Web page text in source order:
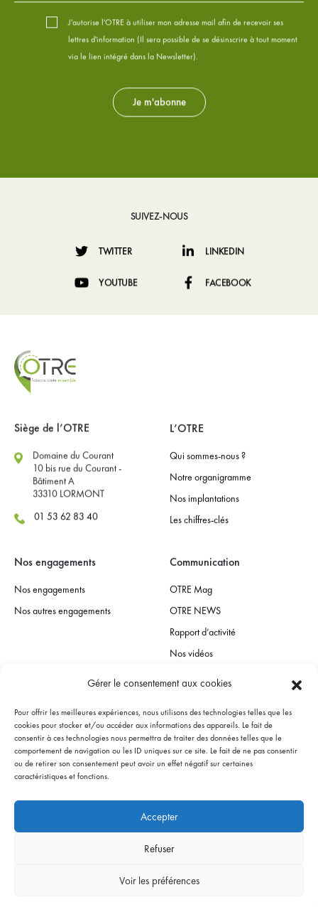
Gérer le consentement aux cookies
Pour offrir les meilleures expériences, nous utilisons des technologies telles que les
cookies pour stocker et/ou accéder aux informations des appareils. Le fait de
consentir à ces technologies nous permettra de traiter des données telles que le
comportement de navigation ou les ID uniques sur ce site. Le fait de ne pas consentir
ou de retirer son consentement peut avoir un effet négatif sur certaines
caractéristiques et fonctions.
Accepter
Refuser
Voir les préférences
J'autorise l'OTRE à utiliser mon adresse mail afin de recevoir ses
lettres d'information (Il sera possible de se désinscrire à tout moment
via le lien intégré dans la Newsletter).
SUIVEZ-NOUS
TWITTER LINKEDIN
YOUTUBE FACEBOOK
Siège de l’OTRE
Domaine du Courant
10 bis rue du Courant -
Bâtiment A
33310 LORMONT
01 53 62 83 40
L’OTRE
Qui sommes-nous ?
Notre organigramme
Nos implantations
Les chiffres-clés
Nos engagements
Nos engagements
Nos autres engagements
Communication
OTRE Mag
OTRE NEWS
Rapport d’activité
Nos vidéos
Contact presse
Communiqués de presse
L’OTRE dans les medias
Mentions légales & Politique de confidentialité
Gestion des Cookies
Conditions générales d’utilisation
ⓒ Copyright 2023 - OTRE